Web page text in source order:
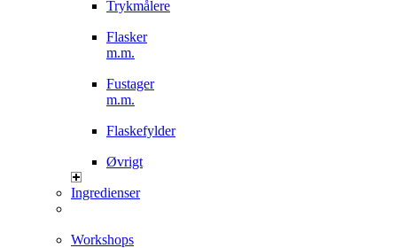
Trykmålere
Flasker
m.m.
Fustager
m.m.
Flaskefylder
Øvrigt
Ingredienser
Workshops